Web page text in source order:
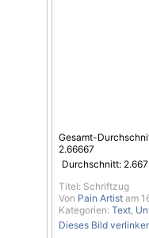
Gesamt-
2.66667
Durchschnitt: 2.667
Titel: Schriftzug
Von Pain Artist am
Kategorien: Text,
Dieses Bild